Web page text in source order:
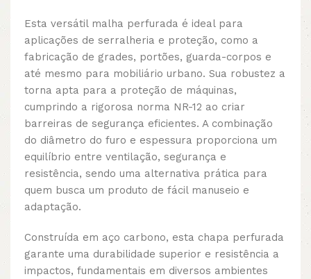
Esta versátil malha perfurada é ideal para
aplicações de serralheria e proteção, como a
fabricação de grades, portões, guarda-corpos e
até mesmo para mobiliário urbano. Sua robustez a
torna apta para a proteção de máquinas,
cumprindo a rigorosa norma NR-12 ao criar
barreiras de segurança eficientes. A combinação
do diâmetro do furo e espessura proporciona um
equilíbrio entre ventilação, segurança e
resistência, sendo uma alternativa prática para
quem busca um produto de fácil manuseio e
adaptação.
Construída em aço carbono, esta chapa perfurada
garante uma durabilidade superior e resistência a
impactos, fundamentais em diversos ambientes